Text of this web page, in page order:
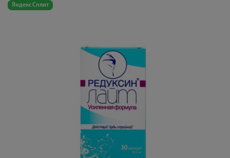
Яндекс Сплит